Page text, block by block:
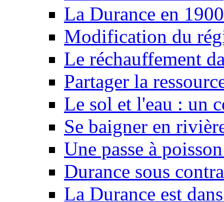
La Durance en 1900
Modification du
Le réchauffement
Partager la
Le sol et l'eau : un
Se baigner en
Une passe à
Durance sous
La Durance est